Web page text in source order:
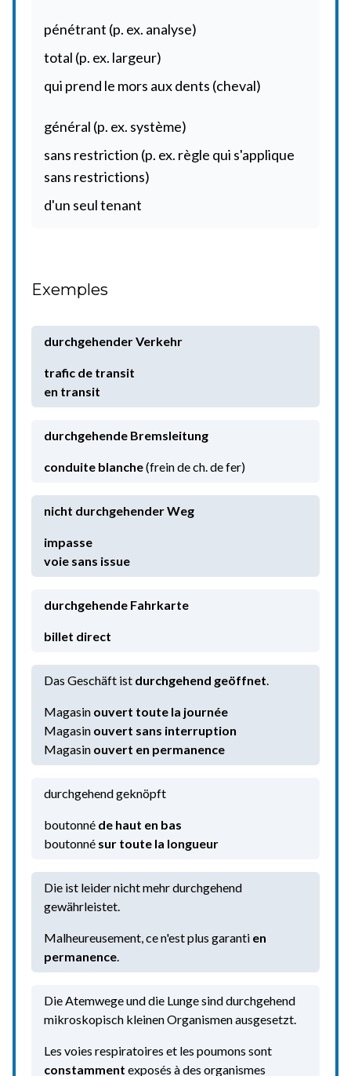
pénétrant (p. ex. analyse)
total (p. ex. largeur)
qui prend le mors aux dents (cheval)
général (p. ex. système)
sans restriction (p. ex. règle qui s'applique
sans restrictions)
d'un seul tenant
Exemples
durchgehender Verkehr
en transit
durchgehende Bremsleitung
conduite blanche(frein de ch. de fer)
nicht durchgehender Weg
voie sans issue
durchgehende Fahrkarte
billet direct
Das Geschäft ist durchgehend geöffnet.
Magasin
Magasin
Magasin ouvert en permanence
durchgehend geknöpft
boutonné de haut en bas
boutonné sur toute la longueur
Die ist leider nicht mehr durchgehend
gewährleistet.
Malheureusement, ce n'est plus garanti en
permanence.
Die Atemwege und die Lunge sind durchgehend
mikroskopisch kleinen Organismen ausgesetzt.
Les voies respiratoires et les poumons sont
constamment exposés à des organismes